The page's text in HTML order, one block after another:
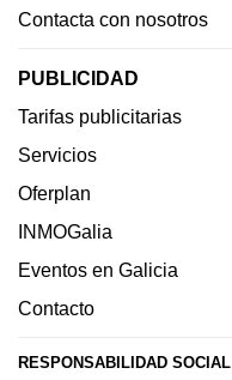
Contacta con nosotros
PUBLICIDAD
Tarifas publicitarias
Servicios
Oferplan
INMOGalia
Eventos en Galicia
Contacto
RESPONSABILIDAD SOCIAL